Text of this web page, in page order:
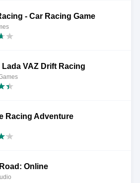
- Car Racing Game
Lada VAZ Drift Racing
Racing Adventure
Online